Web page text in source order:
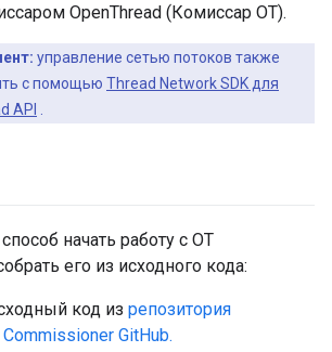
OpenThread (Комиссар OT).
управление сетью потоков также
с помощью Thread Network SDK для
API .
начать работу с OT
его из исходного кода:
код из репозитория
GitHub.